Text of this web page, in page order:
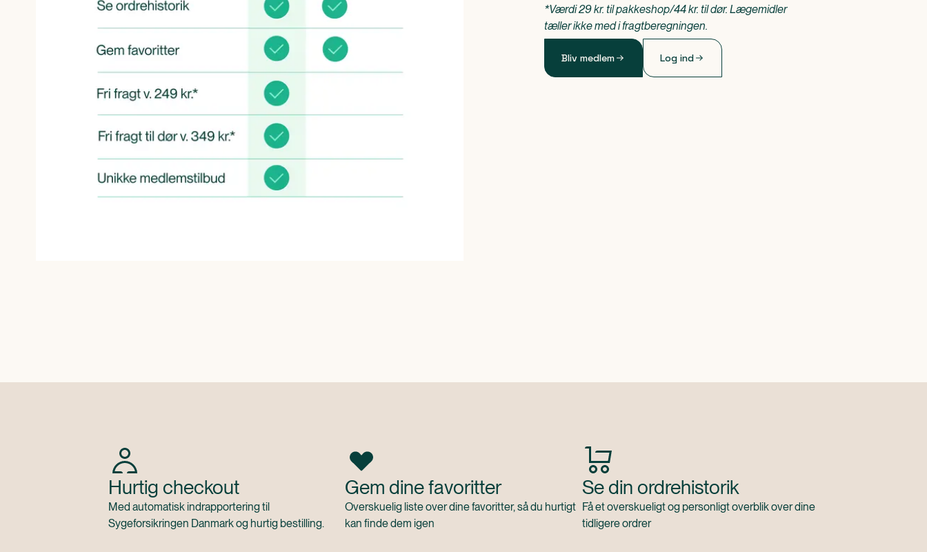
*Værdi 29 kr. til pakkeshop/44 kr. til dør. Lægemidler
tæller ikke med i fragtberegningen.
Bliv medlem Log ind
Hurtig checkout
Med automatisk indrapportering til
Sygeforsikringen Danmark og hurtig bestilling.
Gem dine favoritter
Overskuelig liste over dine favoritter, så du hurtigt
kan finde dem igen
Se din ordrehistorik
Få et overskueligt og personligt overblik over dine
tidligere ordrer